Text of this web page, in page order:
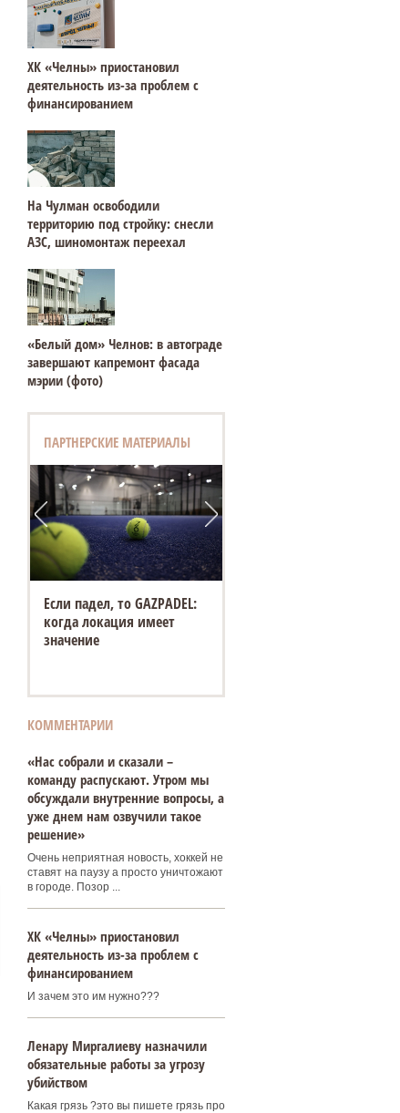
ХК «Челны» приостановил
деятельность из-за проблем с
финансированием
На Чулман освободили
территорию под стройку: снесли
АЗС, шиномонтаж переехал
«Белый дом» Челнов: в автограде
завершают капремонт фасада
мэрии (фото)
ПАРТНЕРСКИЕ МАТЕРИАЛЫ
Если падел, то GAZPADEL:
когда локация имеет
значение
КОММЕНТАРИИ
«Нас собрали и сказали –
команду распускают. Утром мы
обсуждали внутренние вопросы, а
уже днем нам озвучили такое
решение»
Очень неприятная новость, хоккей не
ставят на паузу а просто уничтожают
в городе. Позор ...
ХК «Челны» приостановил
деятельность из-за проблем с
финансированием
И зачем это им нужно???
Ленару Миргалиеву назначили
обязательные работы за угрозу
убийством
Какая грязь ?это вы пишете грязь про